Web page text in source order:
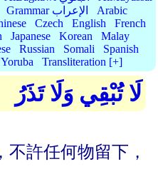
Grammar الإعراب
Arabic
Czech English
French
Japanese Korean
Malay
Russian Somali
Spanish
Yoruba Transliteration [+]
لَا تُبْقِي وَلَا تَذَرُ
許任何物留下，